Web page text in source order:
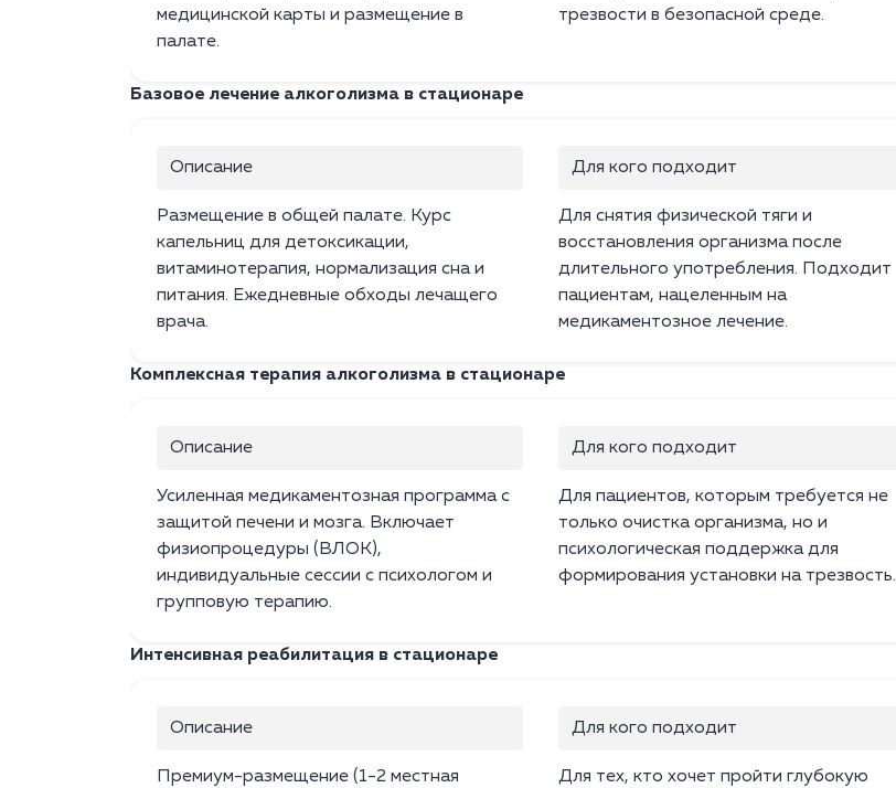
медицинской карты и размещение в
палате.
трезвости в безопасной среде.
Базовое лечение алкоголизма в стационаре
Описание
Размещение в общей палате. Курс
капельниц для детоксикации,
витаминотерапия, нормализация сна и
питания. Ежедневные обходы лечащего
врача.
Для кого подходит
Для снятия физической тяги и
восстановления организма после
длительного употребления. Подходит
пациентам, нацеленным на
медикаментозное лечение.
Комплексная терапия алкоголизма в стационаре
Описание
Усиленная медикаментозная программа с
защитой печени и мозга. Включает
физиопроцедуры (ВЛОК),
индивидуальные сессии с психологом и
групповую терапию.
Для кого подходит
Для пациентов, которым требуется не
только очистка организма, но и
психологическая поддержка для
формирования установки на трезвость.
Интенсивная реабилитация в стационаре
Описание
Премиум-размещение (1-2 местная
Для кого подходит
Для тех, кто хочет пройти глубокую